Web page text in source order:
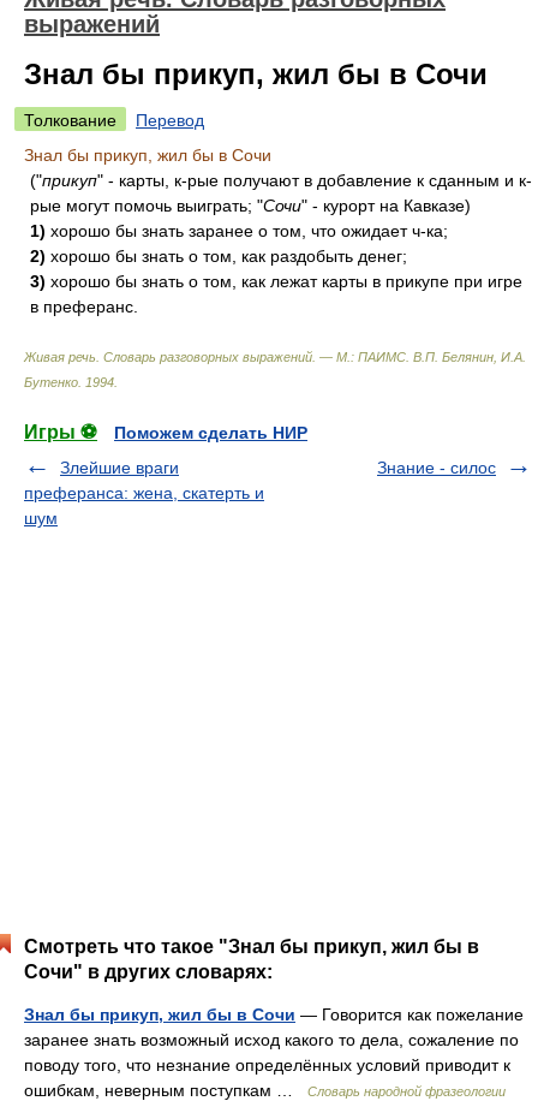
выражений
Знал бы прикуп, жил бы в Сочи
Толкование
Перевод
Знал бы прикуп, жил бы в Сочи
("прикуп" - карты, к-рые получают в добавление к сданным и к-
рые могут помочь выиграть; "Сочи" - курорт на Кавказе)
1) хорошо бы знать заранее о том, что ожидает ч-ка;
2) хорошо бы знать о том, как раздобыть денег;
3) хорошо бы знать о том, как лежат карты в прикупе при игре
в преферанс.
Живая речь. Словарь разговорных выражений. — М.: ПАИМС В.П. Белянин, И.А.
Бутенко 1994
Игры ⚽
Поможем сделать НИР
Злейшие враги
преферанса: жена, скатерть и
шум
Знание - силос
Смотреть что такое "Знал бы прикуп, жил бы в
Сочи" в других словарях:
Знал бы прикуп, жил бы в Сочи — Говорится как пожелание
заранее знать возможный исход какого то дела, сожаление по
поводу того, что незнание определённых условий приводит к
ошибкам, неверным поступкам …
Словарь народной фразеологии